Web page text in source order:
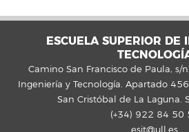
ESCUELA SUPERIOR DE
Camino San Francisco de Paula, s/
Ingeniería y Tecnología. Apartado
San Cristóbal de La Laguna.
(+34) 922 84 50